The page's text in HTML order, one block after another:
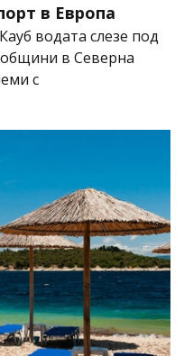
в Европа
водата слезе под
общини в Северна
с